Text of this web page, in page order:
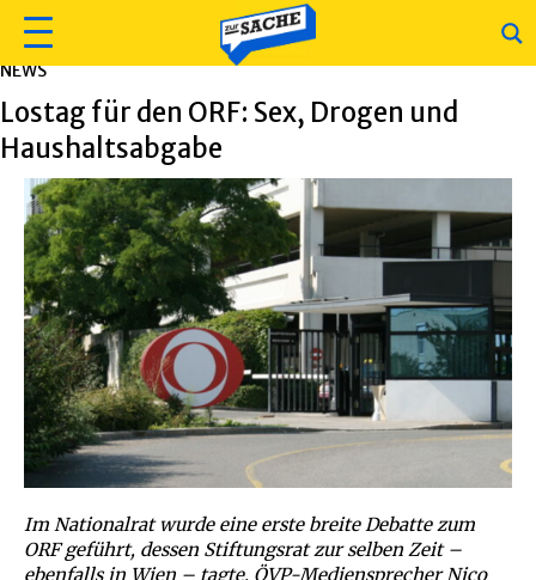
NEWS
Lostag für den ORF: Sex, Drogen und
Haushaltsabgabe
Im Nationalrat wurde eine erste breite Debatte zum
ORF geführt, dessen Stiftungsrat zur selben Zeit –
ebenfalls in Wien – tagte. ÖVP-Mediensprecher Nico